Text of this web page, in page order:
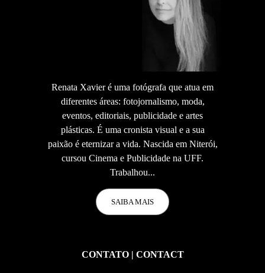
Renata Xavier é uma fotógrafa que atua em
diferentes áreas: fotojornalismo, moda,
eventos, editoriais, publicidade e artes
plásticas. É uma cronista visual e a sua
paixão é eternizar a vida. Nascida em Niterói,
cursou Cinema e Publicidade na UFF.
Trabalhou...
SAIBA MAIS
CONTATO | CONTACT